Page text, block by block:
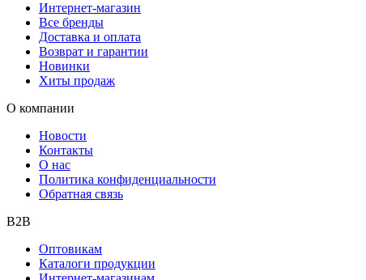
Интернет-магазин
Все бренды
Доставка и оплата
Возврат и гарантии
Новинки
Хиты продаж
О компании
Новости
Контакты
О нас
Политика конфиденциальности
Обратная связь
B2B
Оптовикам
Каталоги продукции